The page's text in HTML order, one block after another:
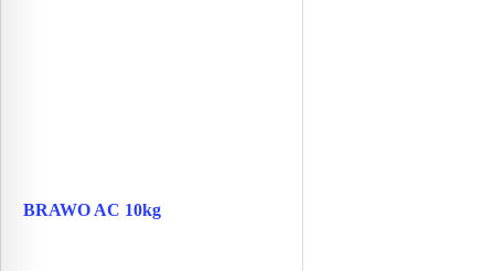
BRAWO AC 10kg